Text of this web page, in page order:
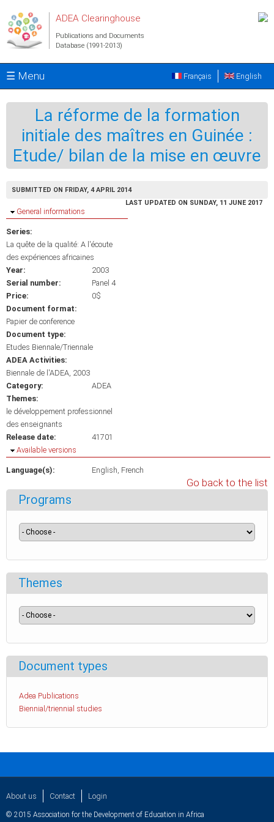
ADEA Clearinghouse
Publications and Documents
Database (1991-2013)
☰ Menu English
Français
La réforme de la formation
initiale des maîtres en Guinée :
Etude/ bilan de la mise en œuvre
SUBMITTED ON FRIDAY, 4 APRIL 2014
LAST UPDATED ON SUNDAY, 11 JUNE 2017
Hide
General informations
Series:
La quête de la qualité: A l'écoute
des expériences africaines
Year:
2003
Serial number:
Panel 4
Price:
0$
Document format:
Papier de conference
Document type:
Etudes Biennale/Triennale
ADEA Activities:
Biennale de l'ADEA, 2003
Category:
ADEA
Themes:
le développement professionnel
des enseignants
Release date:
41701
Hide
Available versions
Language(s): English French
Go back to the list
Programs
Themes
Document types
Adea Publications
Biennial/triennial studies
About us Contact Login
© 2015 Association for the Development of Education in Africa